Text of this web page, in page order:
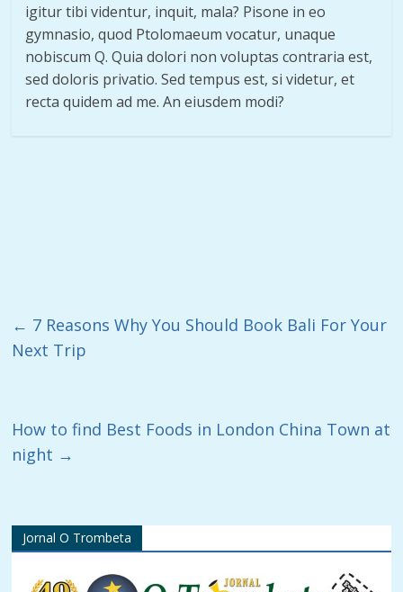
igitur tibi videntur, inquit, mala? Pisone in eo
gymnasio, quod Ptolomaeum vocatur, unaque
nobiscum Q. Quia dolori non voluptas contraria est,
sed doloris privatio. Sed tempus est, si videtur, et
recta quidem ad me. An eiusdem modi?
← 7 Reasons Why You Should Book Bali For Your
Next Trip
How to find Best Foods in London China Town at
night →
Jornal O Trombeta